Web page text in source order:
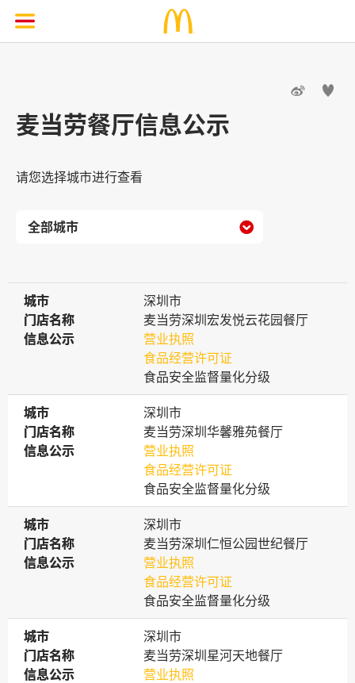
 
麦当劳餐厅信息公示
请您选择城市进行查看

城市
城市
深圳市
门店名称
门店名称
麦当劳深圳宏发悦云花园餐厅
信息公示
信息公示
营业执照
食品经营许可证
食品安全监督量化分级
城市
城市
深圳市
门店名称
门店名称
麦当劳深圳华馨雅苑餐厅
信息公示
信息公示
营业执照
食品经营许可证
食品安全监督量化分级
城市
城市
深圳市
门店名称
门店名称
麦当劳深圳仁恒公园世纪餐厅
信息公示
信息公示
营业执照
食品经营许可证
食品安全监督量化分级
城市
城市
深圳市
门店名称
门店名称
麦当劳深圳星河天地餐厅
信息公示
信息公示
营业执照